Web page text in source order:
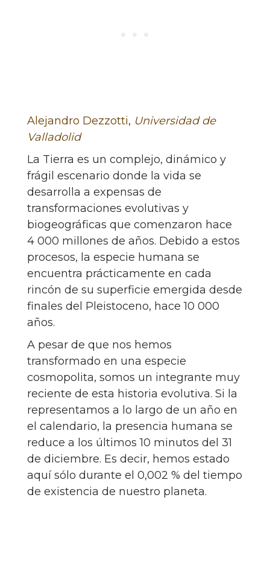
Alejandro Dezzotti, Universidad de
Valladolid
La Tierra es un complejo, dinámico y
frágil escenario donde la vida se
desarrolla a expensas de
transformaciones evolutivas y
biogeográficas que comenzaron hace
4 000 millones de años. Debido a estos
procesos, la especie humana se
encuentra prácticamente en cada
rincón de su superficie emergida desde
finales del Pleistoceno, hace 10 000
años.
A pesar de que nos hemos
transformado en una especie
cosmopolita, somos un integrante muy
reciente de esta historia evolutiva. Si la
representamos a lo largo de un año en
el calendario, la presencia humana se
reduce a los últimos 10 minutos del 31
de diciembre. Es decir, hemos estado
aquí sólo durante el 0,002 % del tiempo
de existencia de nuestro planeta.